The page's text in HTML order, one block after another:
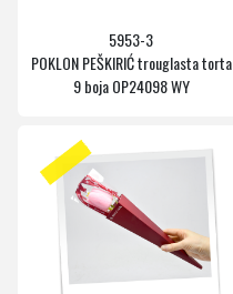
5953-3
POKLON PEŠKIRIĆ trouglasta torta
9 boja OP24098 WY